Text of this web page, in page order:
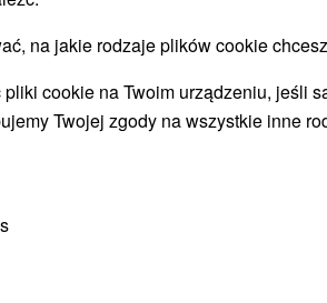
na jakie rodzaje plików cookie
cookie na Twoim urządzeniu, jeśli
Twojej zgody na wszystkie inne